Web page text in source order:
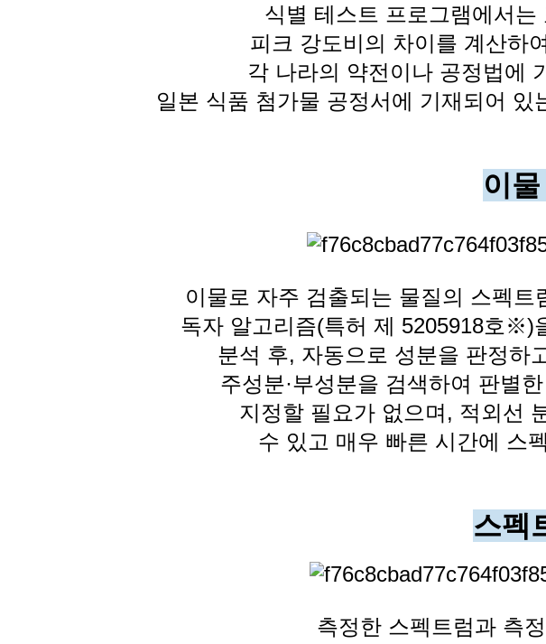
식별 테스트 프로그램에서
피크 강도비의 차이를 계산하
각 나라의 약전이나 공정법에
일본 식품 첨가물 공정서에 기재되어
이
이물로 자주 검출되는 물질의 스펙
독자 알고리즘(특허 제 5205918호※)
분석 후, 자동으로 성분을 판정하
주성분·부성분을 검색하여 판별
지정할 필요가 없으며, 적외선
수 있고 매우 빠른 시간에 스
스펙
측정한 스펙트럼과 측